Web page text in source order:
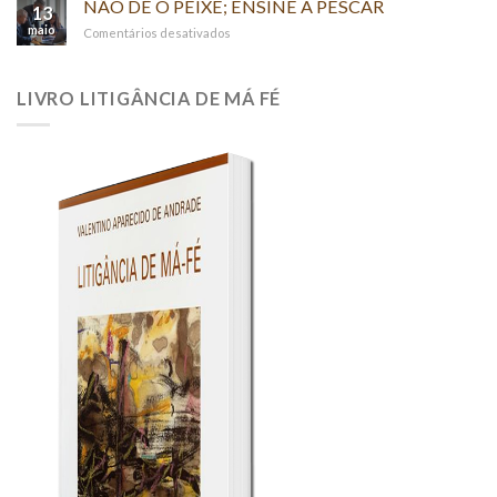
(“PER
13
maio
NÃO DÊ O PEIXE; ENSINE A PESCAR
Comentários desativados
O
A
LIVRO LITIGÂNCIA DE MÁ FÉ